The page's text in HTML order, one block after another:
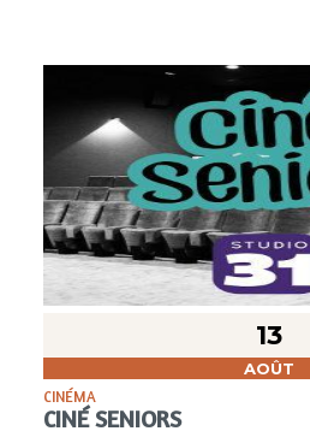
13
AOÛT
CINÉMA
CINÉ SENIORS